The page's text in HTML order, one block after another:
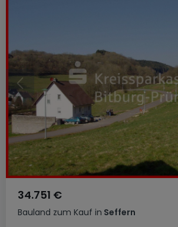
Bauland zum Kauf in Seffern
34.751 €